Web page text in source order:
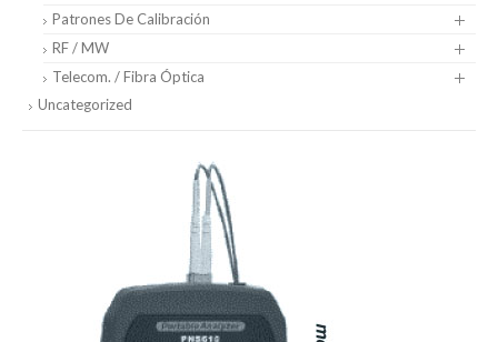
Patrones De Calibración
RF / MW
Telecom. / Fibra Óptica
Uncategorized